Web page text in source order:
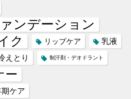
ンデーション
ク リップケア 乳液
えとり 制汗剤・デオドラント
ー
ケア